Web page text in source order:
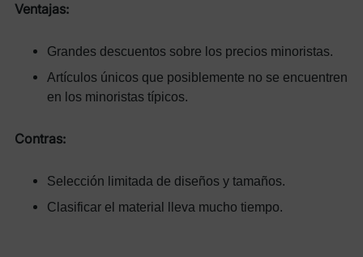
Ventajas:
Grandes descuentos sobre los precios minoristas.
Artículos únicos que posiblemente no se encuentren
en los minoristas típicos.
Contras:
Selección limitada de diseños y tamaños.
Clasificar el material lleva mucho tiempo.